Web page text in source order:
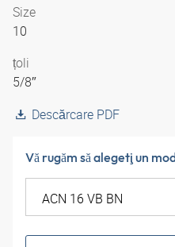
Size
10
țoli
5/8″
Descărcare PDF
Vă rugăm să alegeţi un